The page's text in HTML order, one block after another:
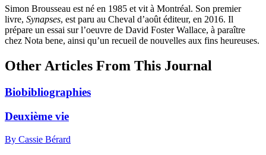
Simon Brousseau est né en 1985 et vit à Montréal. Son premier
livre, Synapses, est paru au Cheval d’août éditeur, en 2016. Il
prépare un essai sur l’oeuvre de David Foster Wallace, à paraître
chez Nota bene, ainsi qu’un recueil de nouvelles aux fins heureuses.
Other Articles From This Journal
Biobibliographies
Deuxième vie
By Cassie Bérard